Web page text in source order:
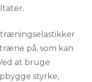
på, som kan
at bruge
styrke,